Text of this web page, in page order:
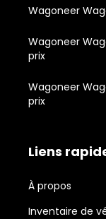
Wagoneer
Wagoneer
prix
Wagoneer
prix
Liens
À propos
Inventaire de